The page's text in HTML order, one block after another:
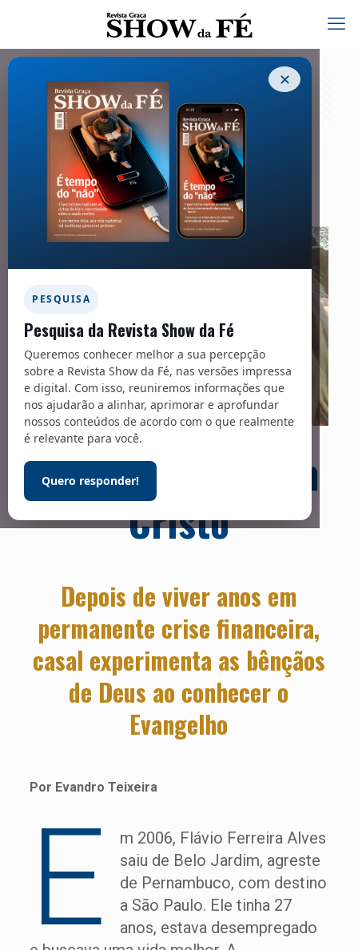
✕
PESQUISA
Pesquisa da Revista Show da Fé
Queremos conhecer melhor a sua percepção
sobre a Revista Show da Fé, nas versões impressa
e digital. Com isso, reuniremos informações que
nos ajudarão a alinhar, aprimorar e aprofundar
nossos conteúdos de acordo com o que realmente
é relevante para você.
Quero responder!
Novela da Vida Real – 264
15/07/2021
Foto: Arquivo pessoal
Prosperidade em
Cristo
Depois de viver anos em
permanente crise financeira,
casal experimenta as bênçãos
de Deus ao conhecer o
Evangelho
Por Evandro Teixeira
E
m 2006, Flávio Ferreira Alves
saiu de Belo Jardim, agreste
de Pernambuco, com destino
a São Paulo. Ele tinha 27
anos, estava desempregado